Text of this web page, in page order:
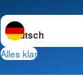
Sprache wechseln
Alles klar